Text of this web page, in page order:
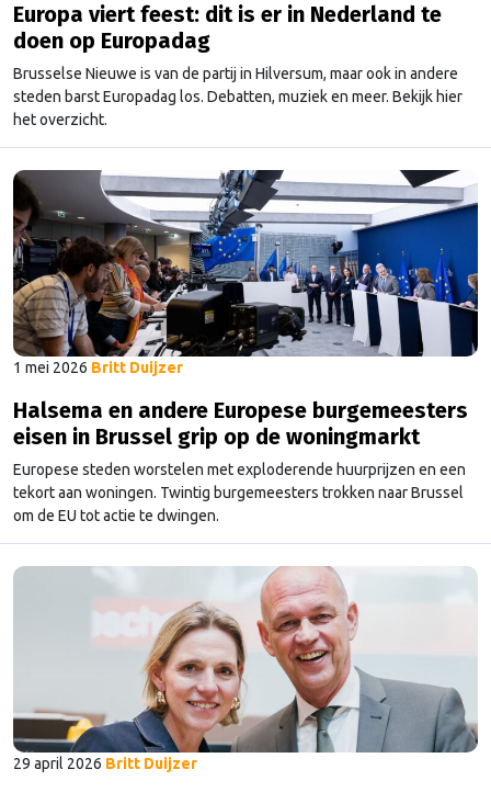
Europa viert feest: dit is er in Nederland te
doen op Europadag
Brusselse Nieuwe is van de partij in Hilversum, maar ook in andere
steden barst Europadag los. Debatten, muziek en meer. Bekijk hier
het overzicht.
1 mei 2026 Britt Duijzer
Halsema en andere Europese burgemeesters
eisen in Brussel grip op de woningmarkt
Europese steden worstelen met exploderende huurprijzen en een
tekort aan woningen. Twintig burgemeesters trokken naar Brussel
om de EU tot actie te dwingen.
29 april 2026 Britt Duijzer